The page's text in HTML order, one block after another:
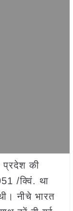
प्रदेश की
/क्विं. था
नीचे भारत